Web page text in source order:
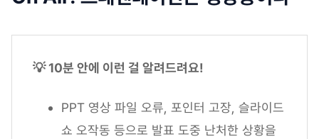
💡 10분 안에 이런 걸 알려드려요!
PPT 영상 파일 오류, 포인터 고장, 슬라이드
쇼 오작동 등으로 발표 도중 난처한 상황을